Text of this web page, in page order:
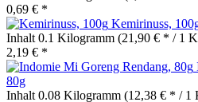
0,69 € *
Kemirinuss,
Inhalt 0.1 Kilogramm (21,90 € * / 1
2,19 € *
80g
Inhalt 0.08 Kilogramm (12,38 € * / 1